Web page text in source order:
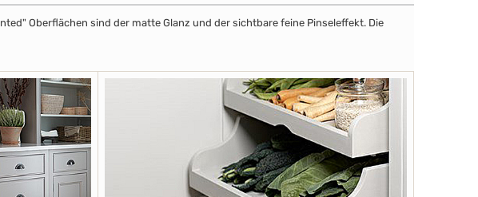
Oberflächen sind der matte Glanz und der sichtbare feine Pinseleffekt. Die